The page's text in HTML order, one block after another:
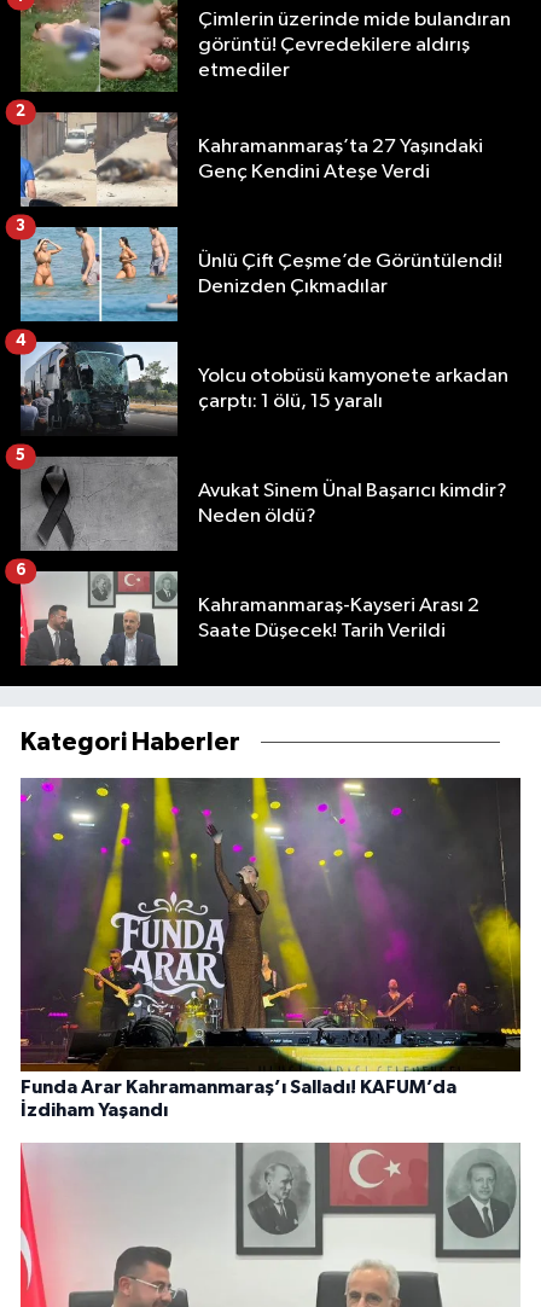
Çimlerin üzerinde mide bulandıran
görüntü! Çevredekilere aldırış
etmediler
Kahramanmaraş’ta 27 Yaşındaki
Genç Kendini Ateşe Verdi
2
Ünlü Çift Çeşme’de Görüntülendi!
Denizden Çıkmadılar
3
Yolcu otobüsü kamyonete arkadan
çarptı: 1 ölü, 15 yaralı
4
Avukat Sinem Ünal Başarıcı kimdir?
Neden öldü?
5
Kahramanmaraş-Kayseri Arası 2
Saate Düşecek! Tarih Verildi
6
Kategori Haberler
Funda Arar Kahramanmaraş’ı Salladı! KAFUM’da
İzdiham Yaşandı